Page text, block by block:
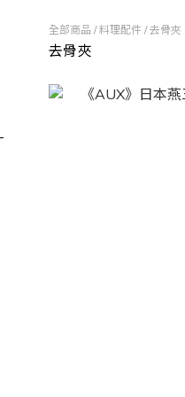
全部商品 /料理配件 /去骨夾
去骨夾